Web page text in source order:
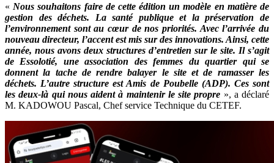
« Nous souhaitons faire de cette édition un modèle en matière de
gestion des déchets. La santé publique et la préservation de
l’environnement sont au cœur de nos priorités. Avec l’arrivée du
nouveau directeur, l’accent est mis sur des innovations. Ainsi, cette
année, nous avons deux structures d’entretien sur le site. Il s’agit
de Essolotié, une association des femmes du quartier qui se
donnent la tache de rendre balayer le site et de ramasser les
déchets. L’autre structure est Amis de Poubelle (ADP). Ces sont
les deux-là qui nous aident à maintenir le site propre », a déclaré
M. KADOWOU Pascal, Chef service Technique du CETEF.